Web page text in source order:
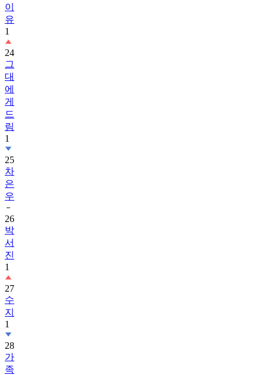
이
유
1
24
그
대
에
게
드
림
1
25
차
은
우
26
박
서
진
1
27
수
지
1
28
가
족